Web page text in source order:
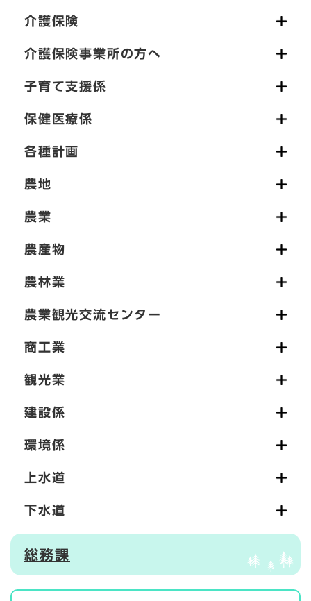
介護保険
介護保険事業所の方へ
子育て支援係
保健医療係
各種計画
農地
農業
農産物
農林業
農業観光交流センター
商工業
観光業
建設係
環境係
上水道
下水道
総務課